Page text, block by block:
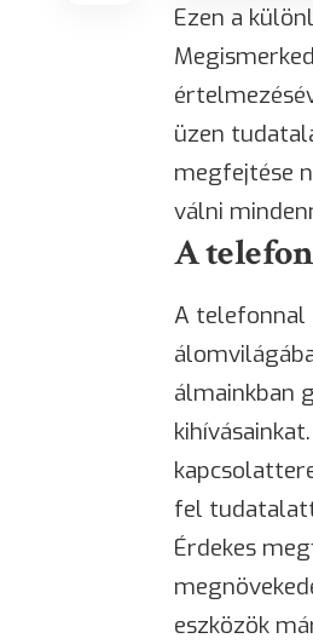
Ezen a
üzen
megfejtése
válni
A
A telefonnal
álmainkban
fel
Érdekes
eszközök